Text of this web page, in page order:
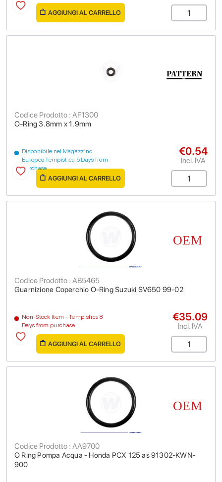
AGGIUNGI AL CARRELLO
O-Ring 3.8mm x 1.9mm
Codice Prodotto : AF1300
Disponibile nel Magazzino
Europeo Tempistica 5 Days from
purchase
€0.54
Incl. IVA
AGGIUNGI AL CARRELLO
Guarnizione Coperchio O-Ring Suzuki SV650 99-02
Codice Prodotto : AB5465
Non-Stock Item - Tempistica 8
Days from purchase
€35.09
Incl. IVA
AGGIUNGI AL CARRELLO
O Ring Pompa Acqua - Honda PCX 125 as 91302-KWN-
900
Codice Prodotto : AA9700